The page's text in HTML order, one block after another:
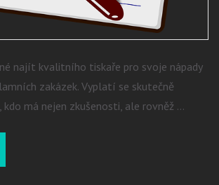
najít kvalitního tiskaře pro svoje nápady
zakázek. Vyplatí se skutečně
má nejen zkušenosti, ale rovněž …